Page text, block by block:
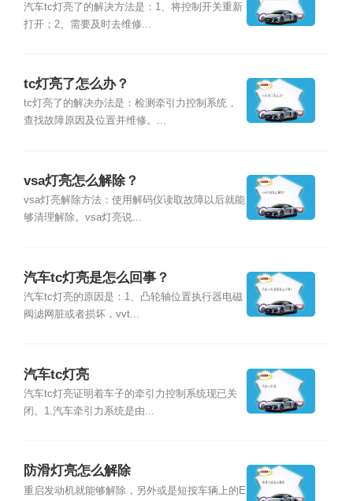
汽车tc灯亮了的解决方法是：1、将控制开关重新
打开；2、需要及时去维修...
tc灯亮了怎么办？
tc灯亮了的解决办法是：检测牵引力控制系统，
查找故障原因及位置并维修。...
vsa灯亮怎么解除？
vsa灯亮解除方法：使用解码仪读取故障以后就能
够清理解除。vsa灯亮说...
汽车tc灯亮是怎么回事？
汽车tc灯亮的原因是：1、凸轮轴位置执行器电磁
阀滤网脏或者损坏，vvt...
汽车tc灯亮
汽车tc灯亮证明着车子的牵引力控制系统现已关
闭。1.汽车牵引力系统是由...
防滑灯亮怎么解除
重启发动机就能够解除，另外或是短按车辆上的E